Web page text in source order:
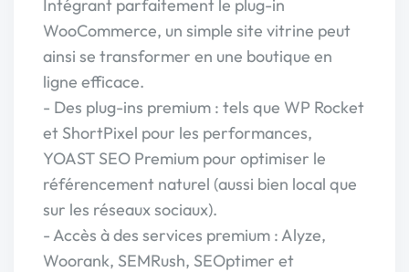
Intégrant parfaitement le plug-in
WooCommerce, un simple site vitrine peut
ainsi se transformer en une boutique en
ligne efficace.
- Des plug-ins premium : tels que WP Rocket
et ShortPixel pour les performances,
YOAST SEO Premium pour optimiser le
référencement naturel (aussi bien local que
sur les réseaux sociaux).
- Accès à des services premium : Alyze,
Woorank, SEMRush, SEOptimer et